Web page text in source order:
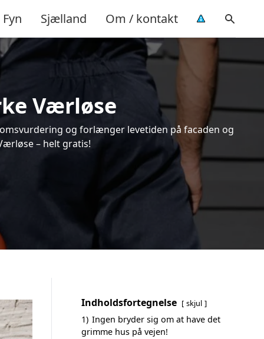
Fyn Sjælland Om / kontakt
Værløse
og forlænger levetiden på facaden og
– helt gratis!
Indholdsfortegnelse skjul
1) Ingen bryder sig om at have det
grimme hus på vejen!